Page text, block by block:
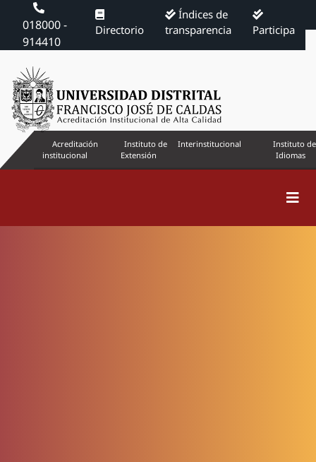
018000 -
914410
Directorio
Índices de
transparencia
Participa
Acreditación
institucional
Instituto de
Extensión
Interinstitucional
Instituto de
Idiomas